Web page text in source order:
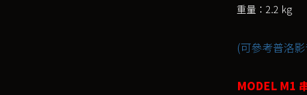
重量：2.2 kg
(可參考普洛
MODEL M1